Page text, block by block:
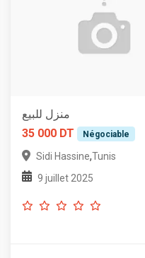
منزل للبيع
35 000 DT
Négociable
Sidi Hassine,Tunis
9 juillet 2025